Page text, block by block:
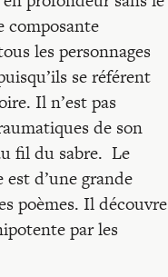
composante
les personnages
se référent
Il n’est pas
de son
fil du sabre. Le
d’une grande
poèmes. Il découvre
par les